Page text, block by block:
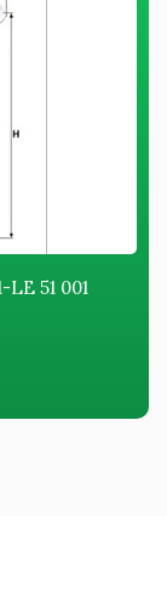
LE 51 001